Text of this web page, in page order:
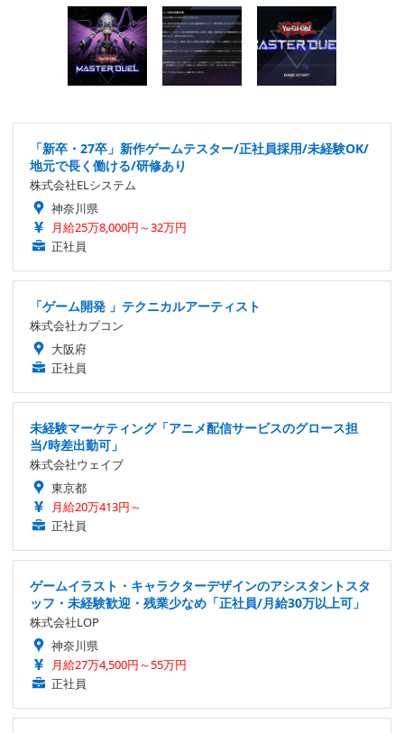
「新卒・27卒」新作ゲームテスター/正社員採用/未経験OK/
地元で長く働ける/研修あり
株式会社ELシステム
神奈川県
月給25万8,000円～32万円
正社員
「ゲーム開発 」テクニカルアーティスト
株式会社カプコン
大阪府
正社員
未経験マーケティング「アニメ配信サービスのグロース担
当/時差出勤可」
株式会社ウェイブ
東京都
月給20万413円～
正社員
ゲームイラスト・キャラクターデザインのアシスタントスタ
ッフ・未経験歓迎・残業少なめ「正社員/月給30万以上可」
株式会社LOP
神奈川県
月給27万4,500円～55万円
正社員